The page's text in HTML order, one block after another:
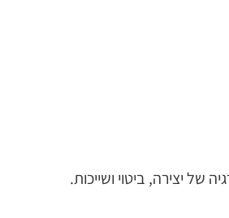
של יצירה, ביטוי ושייכות.